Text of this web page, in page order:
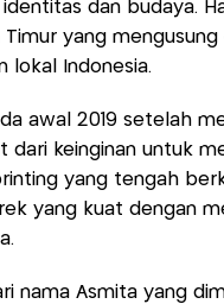
dan budaya.
yang
lokal Indonesia.
awal 2019 setelah
dari keinginan untuk
yang tengah
yang kuat dengan
nama Asmita yang